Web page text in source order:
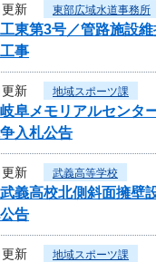
新 東部広域水道事務所
東第3号／管路施設維
事
新 地域スポーツ課
岐阜メモリアルセンタ
入札公告
新 武義高等学校
武義高校北側斜面擁壁
告
新 地域スポーツ課